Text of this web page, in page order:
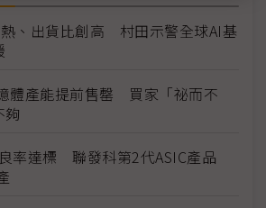
熱、出貨比創高 村田示警全球AI基
體產能提前售罄 買家「祕而不
夠
率達標 聯發科第2代ASIC產品